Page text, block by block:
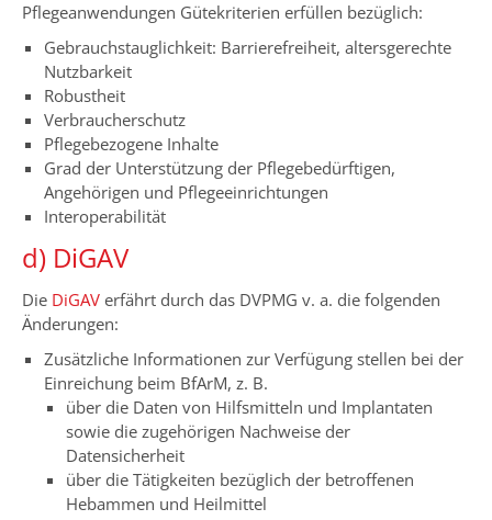
Pflegeanwendungen Gütekriterien erfüllen bezüglich:
Gebrauchstauglichkeit: Barrierefreiheit, altersgerechte
Nutzbarkeit
Robustheit
Verbraucherschutz
Pflegebezogene Inhalte
Grad der Unterstützung der Pflegebedürftigen,
Angehörigen und Pflegeeinrichtungen
Interoperabilität
d) DiGAV
Die DiGAV erfährt durch das DVPMG v. a. die folgenden
Änderungen:
Zusätzliche Informationen zur Verfügung stellen bei der
Einreichung beim BfArM, z. B.
über die Daten von Hilfsmitteln und Implantaten
sowie die zugehörigen Nachweise der
Datensicherheit
über die Tätigkeiten bezüglich der betroffenen
Hebammen und Heilmittel